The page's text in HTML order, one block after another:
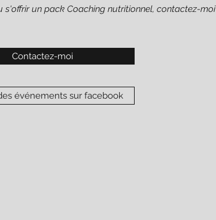
s'offrir un pack Coaching nutritionnel, contactez-moi
Contactez-moi
événements sur facebook